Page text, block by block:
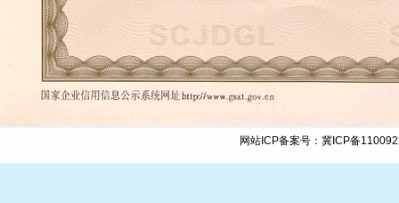
网站ICP备案号： 冀ICP备